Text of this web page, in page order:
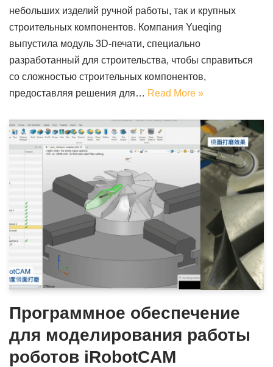
небольших изделий ручной работы, так и крупных
строительных компонентов. Компания Yueqing
выпустила модуль 3D-печати, специально
разработанный для строительства, чтобы справиться
со сложностью строительных компонентов,
предоставляя решения для… Read More »
Программное обеспечение
для моделирования работы
роботов iRobotCAM